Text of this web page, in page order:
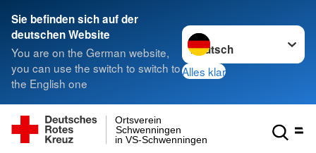
Sie befinden sich auf der
deutschen Website
You are on the German website,
you can use the switch to switch to
the English one
Sprache wechseln zu
Alles klar
in VS-Schwenningen
Schwenningen
Ortsverein